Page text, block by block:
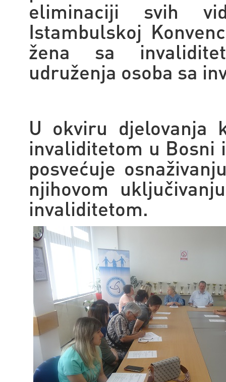
eliminaciji svih
Istambulskoj
žena sa
udruženja osoba sa
U okviru djelovanja
invaliditetom u Bosni
posvećuje
njihovom
invaliditetom.